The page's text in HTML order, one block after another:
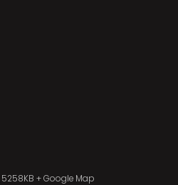
5258KB + Google Map